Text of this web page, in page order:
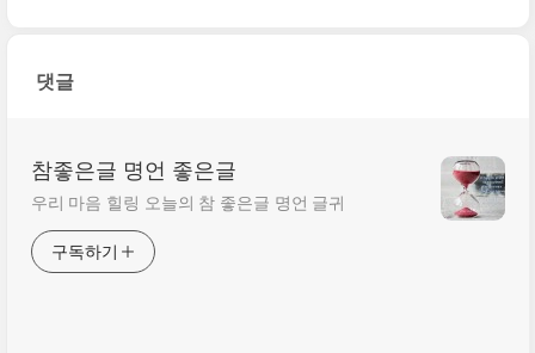
댓글
참좋은글 명언 좋은글
우리 마음 힐링 오늘의 참 좋은글 명언 글귀
구독하기